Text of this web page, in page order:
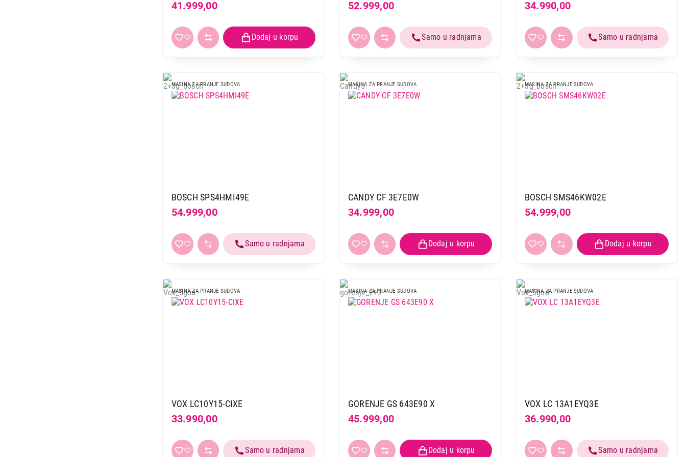
41.999,00 52.999,00 34.990,00
MASINA ZA PRANJE SUDOVA
BOSCH SPS4HMI49E
54.999,00
MASINA ZA PRANJE SUDOVA
CANDY CF 3E7E0W
34.999,00
MASINA ZA PRANJE SUDOVA
BOSCH SMS46KW02E
54.999,00
MASINA ZA PRANJE SUDOVA
VOX LC10Y15-CIXE
33.990,00
MASINA ZA PRANJE SUDOVA
GORENJE GS 643E90 X
45.999,00
MASINA ZA PRANJE SUDOVA
VOX LC 13A1EYQ3E
36.990,00